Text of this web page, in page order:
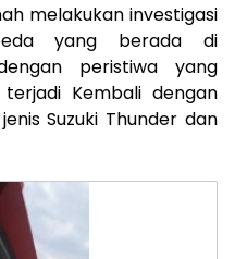
melakukan investigasi
yang berada di
peristiwa yang
Kembali dengan
Suzuki Thunder dan